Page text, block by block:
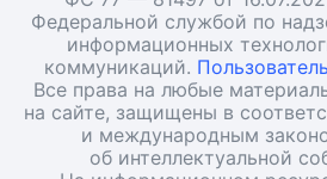
Федеральной службой по
информационных
коммуникаций.
Все права на любые
на сайте, защищены в
и международным
об интеллектуальной